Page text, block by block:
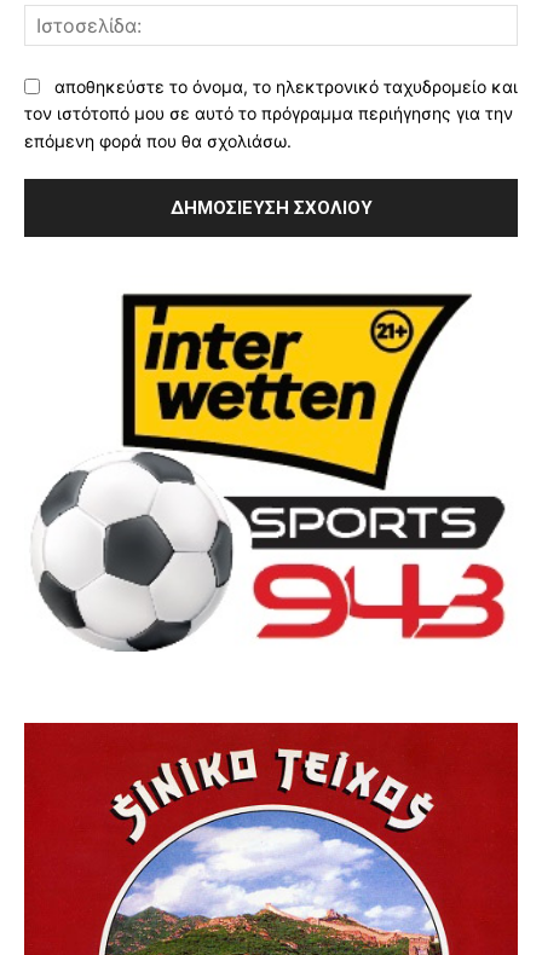
αποθηκεύστε το όνομα, το ηλεκτρονικό ταχυδρομείο και
τον ιστότοπό μου σε αυτό το πρόγραμμα περιήγησης για την
επόμενη φορά που θα σχολιάσω.